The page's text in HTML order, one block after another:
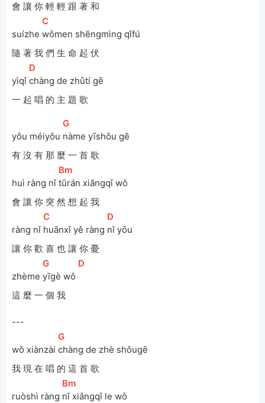
會 讓 你 輕 輕 跟 著 和
suízhe
[
C
wǒmen shēngmìng qǐfú
隨 著 我 們 生 命 起 伏
yìqǐ
[D
chàng de zhǔtí gē
一 起 唱 的 主 題 歌
yǒu méiyǒu
[
G
nàme yīshǒu gē
有 沒 有 那 麼 一 首 歌
huì ràng nǐ
[Bm
tūrán xiǎngqǐ wǒ
會 讓 你 突 然 想 起 我
ràng nǐ
[
C
huānxǐ yě ràng
[D
nǐ yōu
讓 你 歡 喜 也 讓 你 憂
zhème
[
G
yīgè wǒ
[D
這 麼 一 個 我
---
wǒ xiànzài
[
G
chàng de zhè shǒugē
我 現 在 唱 的 這 首 歌
ruòshì ràng
[Bm
nǐ xiǎngqǐ le wǒ